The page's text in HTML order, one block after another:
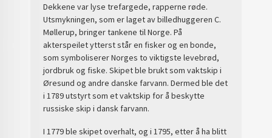
Dekkene var lyse trefargede, rapperne røde.
Utsmykningen, som er laget av billedhuggeren C.
Møllerup, bringer tankene til Norge. På
akterspeilet ytterst står en fisker og en bonde,
som symboliserer Norges to viktigste levebrød,
jordbruk og fiske. Skipet ble brukt som vaktskip i
Øresund og andre danske farvann. Dermed ble det
i 1789 utstyrt som et vaktskip for å beskytte
russiske skip i dansk farvann.
I 1779 ble skipet overhalt, og i 1795, etter å ha blitt